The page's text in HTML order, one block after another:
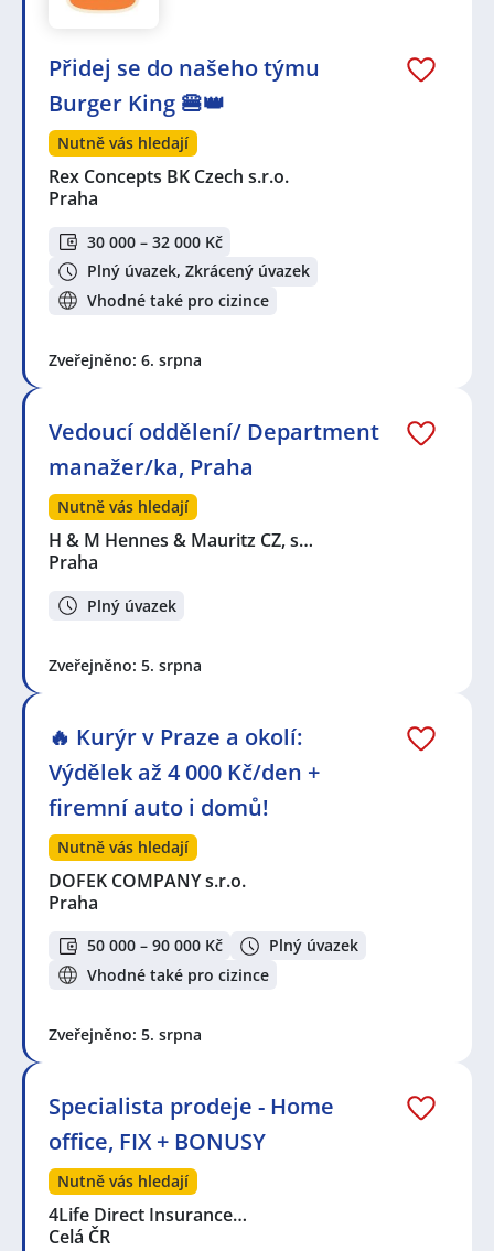
Přidej se do našeho týmu
Burger King 🍔👑
Nutně vás hledají
Rex Concepts BK Czech s.r.o.
Praha
30 000 – 32 000 Kč
Plný úvazek, Zkrácený úvazek
Vhodné také pro cizince
Zveřejněno: 6. srpna
Vedoucí oddělení/ Department
manažer/ka, Praha
Nutně vás hledají
H & M Hennes & Mauritz CZ, s…
Praha
Plný úvazek
Zveřejněno: 5. srpna
🔥 Kurýr v Praze a okolí:
Výdělek až 4 000 Kč/den +
firemní auto i domů!
Nutně vás hledají
DOFEK COMPANY s.r.o.
Praha
50 000 – 90 000 Kč
Plný úvazek
Vhodné také pro cizince
Zveřejněno: 5. srpna
Specialista prodeje - Home
office, FIX + BONUSY
Nutně vás hledají
4Life Direct Insurance…
Celá ČR